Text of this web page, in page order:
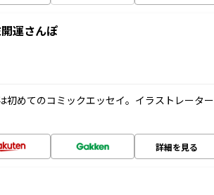
運さんぽ
初めてのコミックエッセイ。イラストレーター
詳細を見る